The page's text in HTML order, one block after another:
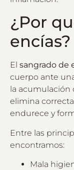
¿Por
encías?
El sangrado de
cuerpo ante
la acumulación
elimina
endurece y
Entre las
encontramos:
Mala